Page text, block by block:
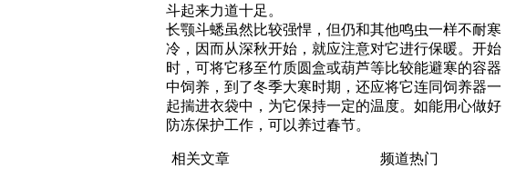
斗起来力道十足。
长颚斗蟋虽然比较强悍，但仍和其他鸣虫一样不耐寒
冷，因而从深秋开始，就应注意对它进行保暖。开始
时，可将它移至竹质圆盒或葫芦等比较能避寒的容器
中饲养，到了冬季大寒时期，还应将它连同饲养器一
起揣进衣袋中，为它保持一定的温度。如能用心做好
防冻保护工作，可以养过春节。
相关文章
频道热门